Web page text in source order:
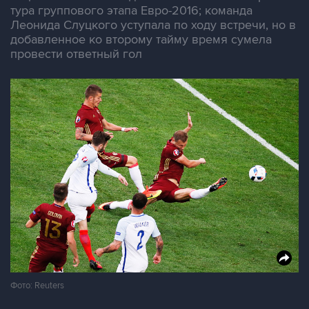
тура группового этапа Евро-2016; команда
Леонида Слуцкого уступала по ходу встречи, но в
добавленное ко второму тайму время сумела
провести ответный гол
Фото: Reuters